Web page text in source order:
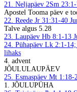
21. Neljapäev 2Sm
Apostel Tooma päev e
22. Reede Jr 31:31-40
Talve algus 5.28
23. Laupäev Hb 8:1-13
24. Pühapäev Lk 2:1-14;
lihaks
4. advent
JÕULULAUPÄEV
25. Esmaspäev Mt 1:18-
1. JÕULUPÜHA